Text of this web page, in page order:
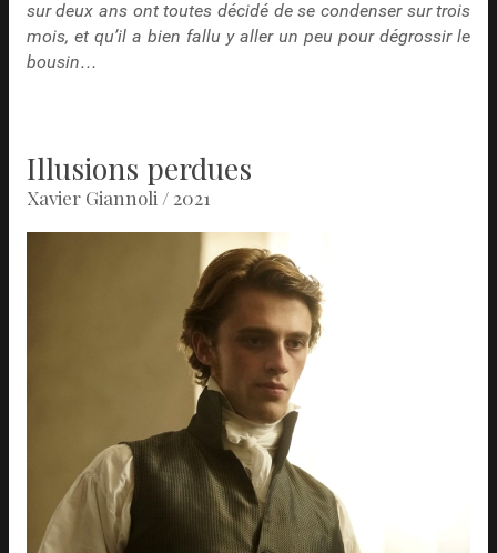
sur deux ans ont toutes décidé de se condenser sur trois
mois, et qu’il a bien fallu y aller un peu pour dégrossir le
bousin…
Illusions perdues
Xavier Giannoli / 2021